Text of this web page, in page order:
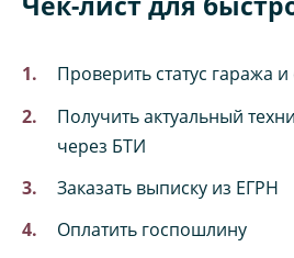
Проверить статус гаража
Получить актуальный
через БТИ
Заказать выписку из ЕГРН
Оплатить госпошлину